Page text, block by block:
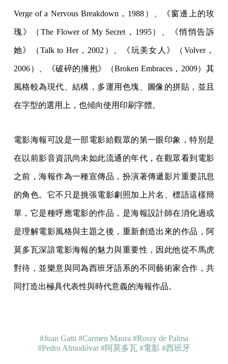
Verge of a Nervous Breakdown，1988）、《窗邊上的玫
瑰》（The Flower of My Secret，1995）、《悄悄告訴
她》（Talk to Her，2002）、《玩美女人》（Volver，
2006）、《破碎的擁抱》（Broken Embraces，2009）其
風格較為現代、結構，多運用色塊、圖像的拼貼，並且
在字型的選用上，也傾向使用印刷字體。
電影海報可說是一部電影給觀眾的第一眼印象，特別是
在以前影音資訊尚未如此流通的年代，在觀眾看到電影
之前，海報作為一種宣傳品，扮演著傳遞影片重要訊息
的角色。它不只是挑張電影劇照加上片名、標語這樣簡
單，它是種呼應電影的作品，是海報設計師在消化過或
是理解電影風格與主題之後，重新創造出來的作品，阿
莫多瓦深諳電影海報的魅力與重要性，因此他從不馬虎
對待，並樂意與同為西班牙語系的不同藝術家合作，共
同打造出極具代表性與時代意義的海報作品。
#Juan Gatti #Carmen Maura #Rossy de Palma
#Pedro Almodóvar #阿莫多瓦 #電影 #西班牙